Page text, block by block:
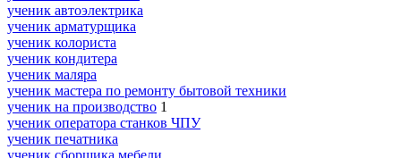
ученик автоэлектрика
ученик арматурщика
ученик колориста
ученик кондитера
ученик маляра
ученик мастера по ремонту бытовой техники
ученик на производство 1
ученик оператора станков ЧПУ
ученик печатника
ученик сборщика мебели